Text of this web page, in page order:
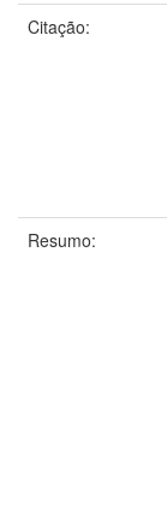
Citação:
Resumo: